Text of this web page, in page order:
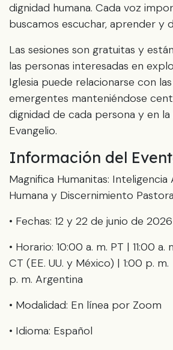
dignidad humana. Cada voz
buscamos escuchar, aprender y
Las sesiones son gratuitas y
las personas interesadas en
Iglesia puede relacionarse con
emergentes manteniéndose
dignidad de cada persona y en la
Evangelio.
Información del
Magnifica Humanitas: Inteligencia
Humana y Discernimiento
• Fechas: 12 y 22 de junio de 2026
• Horario: 10:00 a. m. PT | 11:00 a.
CT (EE. UU. y México) | 1:00 p.
p. m. Argentina
• Modalidad: En línea por Zoom
• Idioma: Español